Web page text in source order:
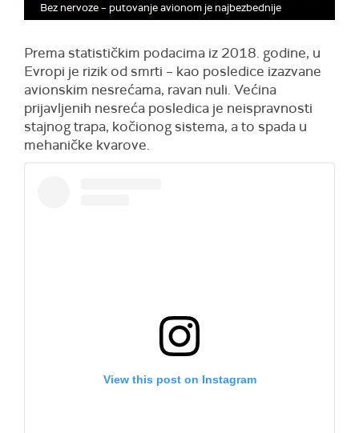
Bez nervoze – putovanje avionom je najbezbednije
Prema statističkim podacima iz 2018. godine, u
Evropi je rizik od smrti – kao posledice izazvane
avionskim nesrećama, ravan nuli. Većina
prijavljenih nesreća posledica je neispravnosti
stajnog trapa, kočionog sistema, a to spada u
mehaničke kvarove.
View this post on Instagram